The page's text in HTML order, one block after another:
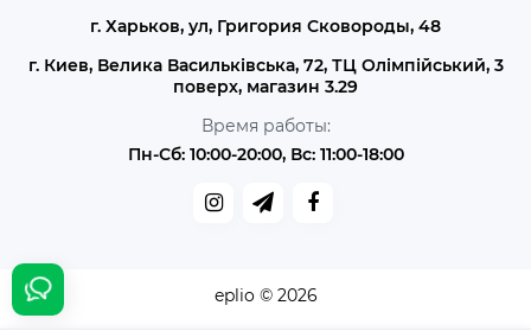
г. Харьков, ул, Григория Сковороды, 48
г. Киев, Велика Васильківська, 72, ТЦ Олімпійський, 3
поверх, магазин 3.29
Время работы:
Пн-Сб: 10:00-20:00, Вс: 11:00-18:00
eplio © 2026